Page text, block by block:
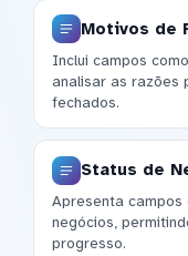
Motivos de
Inclui campos
analisar as razões
fechados.
Status de
Apresenta campos
negócios,
progresso.